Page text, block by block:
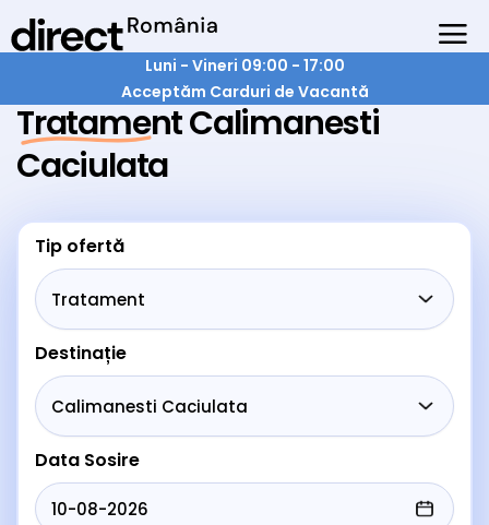
Luni - Vineri 09:00 - 17:00
Acceptăm Carduri de Vacantă
Tratament Calimanesti
Caciulata
Tip ofertă
Destinație
Data Sosire